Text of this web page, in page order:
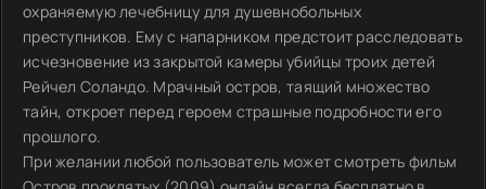
охраняемую лечебницу для душевнобольных
преступников. Ему с напарником предстоит расследовать
исчезновение из закрытой камеры убийцы троих детей
Рейчел Соландо. Мрачный остров, таящий множество
тайн, откроет перед героем страшные подробности его
прошлого.
При желании любой пользователь может смотреть фильм